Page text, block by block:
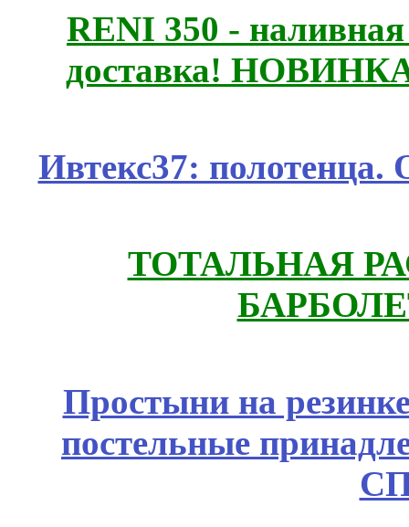
RENI 350 -
доставка!
Ивтекс37:
ТОТАЛЬНАЯ
Простыни на
постельные